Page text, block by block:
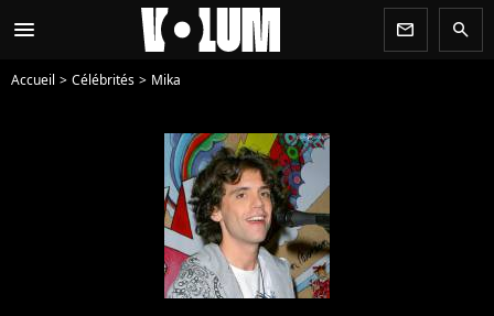
menu newsletter search
Accueil Célébrités Mika